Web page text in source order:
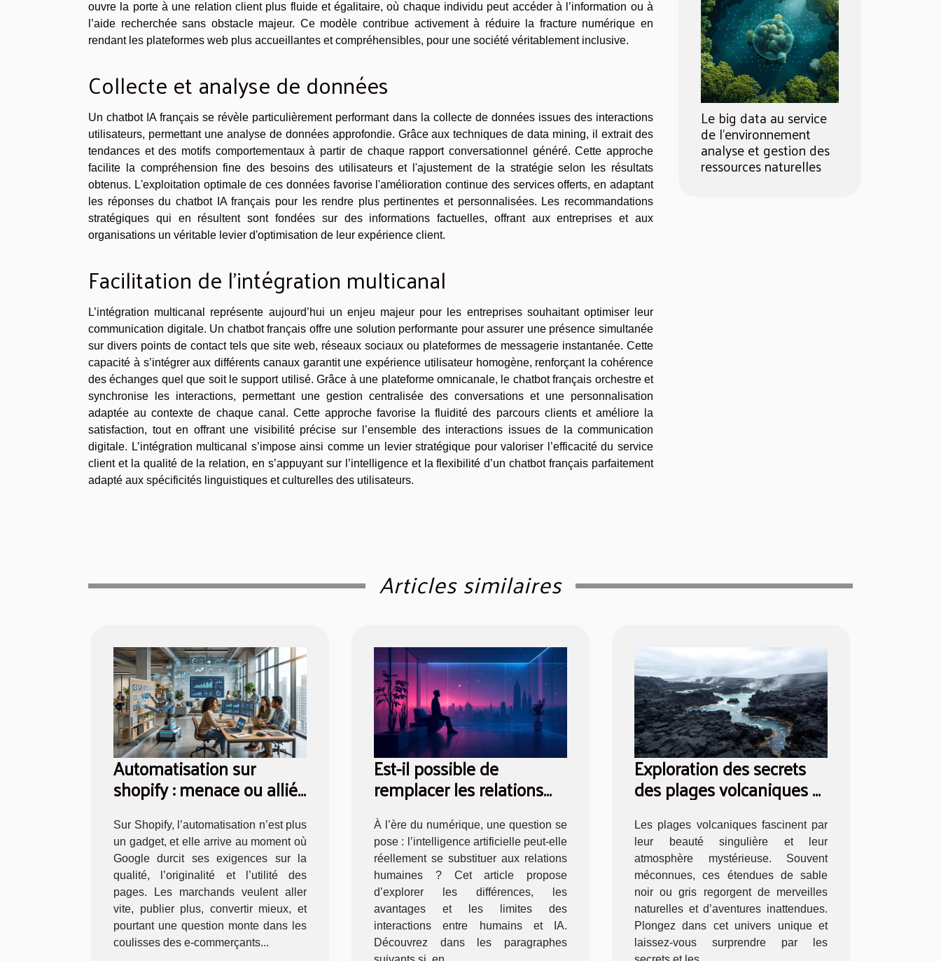
ouvre la porte à une relation client plus fluide et égalitaire, où chaque individu peut accéder à l’information ou à
l’aide recherchée sans obstacle majeur. Ce modèle contribue activement à réduire la fracture numérique en
rendant les plateformes web plus accueillantes et compréhensibles, pour une société véritablement inclusive.
Collecte et analyse de données
Un chatbot IA français se révèle particulièrement performant dans la collecte de données issues des interactions
utilisateurs, permettant une analyse de données approfondie. Grâce aux techniques de data mining, il extrait des
tendances et des motifs comportementaux à partir de chaque rapport conversationnel généré. Cette approche
facilite la compréhension fine des besoins des utilisateurs et l'ajustement de la stratégie selon les résultats
obtenus. L'exploitation optimale de ces données favorise l'amélioration continue des services offerts, en adaptant
les réponses du chatbot IA français pour les rendre plus pertinentes et personnalisées. Les recommandations
stratégiques qui en résultent sont fondées sur des informations factuelles, offrant aux entreprises et aux
organisations un véritable levier d'optimisation de leur expérience client.
Facilitation de l’intégration multicanal
L’intégration multicanal représente aujourd’hui un enjeu majeur pour les entreprises souhaitant optimiser leur
communication digitale. Un chatbot français offre une solution performante pour assurer une présence simultanée
sur divers points de contact tels que site web, réseaux sociaux ou plateformes de messagerie instantanée. Cette
capacité à s’intégrer aux différents canaux garantit une expérience utilisateur homogène, renforçant la cohérence
des échanges quel que soit le support utilisé. Grâce à une plateforme omnicanale, le chatbot français orchestre et
synchronise les interactions, permettant une gestion centralisée des conversations et une personnalisation
adaptée au contexte de chaque canal. Cette approche favorise la fluidité des parcours clients et améliore la
satisfaction, tout en offrant une visibilité précise sur l’ensemble des interactions issues de la communication
digitale. L’intégration multicanal s’impose ainsi comme un levier stratégique pour valoriser l’efficacité du service
client et la qualité de la relation, en s’appuyant sur l’intelligence et la flexibilité d’un chatbot français parfaitement
adapté aux spécificités linguistiques et culturelles des utilisateurs.
Le big data au service
de l'environnement
analyse et gestion des
ressources naturelles
Articles similaires
Automatisation sur
shopify : menace ou alliée
pour le référencement ?
Sur Shopify, l’automatisation n’est plus
un gadget, et elle arrive au moment où
Google durcit ses exigences sur la
qualité, l’originalité et l’utilité des
pages. Les marchands veulent aller
vite, publier plus, convertir mieux, et
pourtant une question monte dans les
coulisses des e-commerçants...
Est-il possible de
remplacer les relations
réelles par des AI ?
À l’ère du numérique, une question se
pose : l’intelligence artificielle peut-elle
réellement se substituer aux relations
humaines ? Cet article propose
d’explorer les différences, les
avantages et les limites des
interactions entre humains et IA.
Découvrez dans les paragraphes
Exploration des secrets
des plages volcaniques et
leurs activités
Les plages volcaniques fascinent par
leur beauté singulière et leur
atmosphère mystérieuse. Souvent
méconnues, ces étendues de sable
noir ou gris regorgent de merveilles
naturelles et d’aventures inattendues.
Plongez dans cet univers unique et
laissez-vous surprendre par les